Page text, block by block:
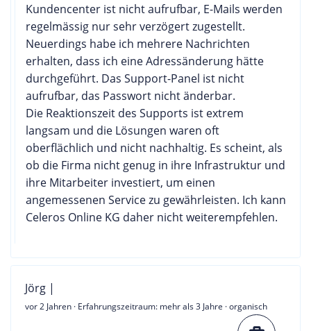
Kundencenter ist nicht aufrufbar, E-Mails werden
regelmässig nur sehr verzögert zugestellt.
Neuerdings habe ich mehrere Nachrichten
erhalten, dass ich eine Adressänderung hätte
durchgeführt. Das Support-Panel ist nicht
aufrufbar, das Passwort nicht änderbar.
Die Reaktionszeit des Supports ist extrem
langsam und die Lösungen waren oft
oberflächlich und nicht nachhaltig. Es scheint, als
ob die Firma nicht genug in ihre Infrastruktur und
ihre Mitarbeiter investiert, um einen
angemessenen Service zu gewährleisten. Ich kann
Celeros Online KG daher nicht weiterempfehlen.
Jörg |
vor 2 Jahren · Erfahrungszeitraum: mehr als 3 Jahre · organisch